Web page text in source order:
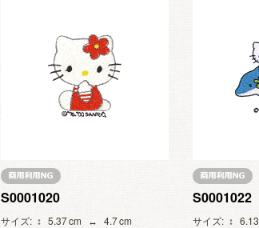
S0001020
サイズ 5.37 4.7
S0001022
サイズ 6.13